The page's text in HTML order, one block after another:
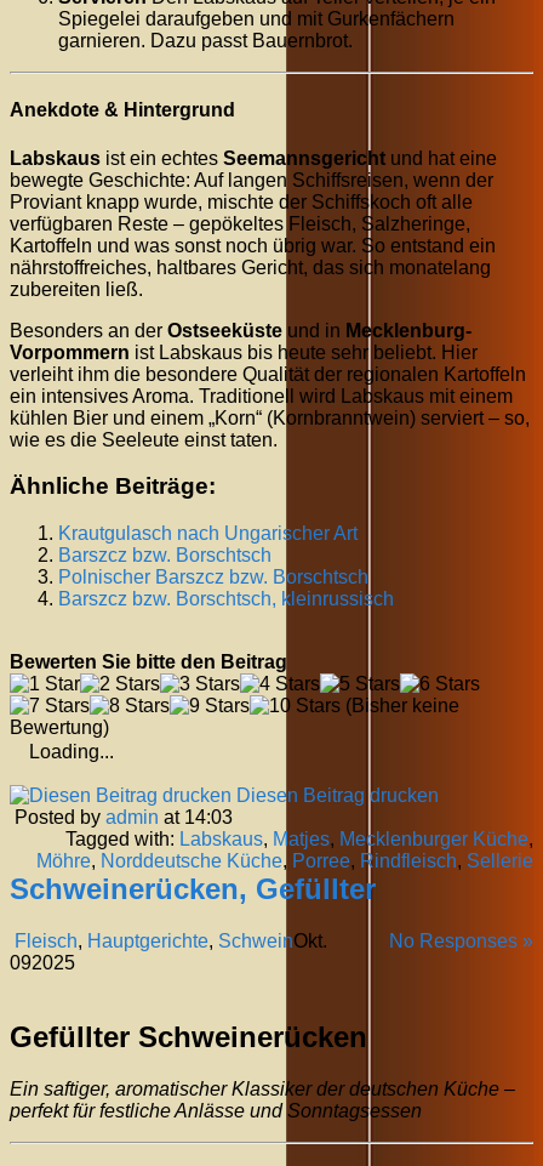
Spiegelei daraufgeben und mit Gurkenfächern
garnieren. Dazu passt Bauernbrot.
Anekdote & Hintergrund
Labskaus ist ein echtes Seemannsgericht und hat eine
bewegte Geschichte: Auf langen Schiffsreisen, wenn der
Proviant knapp wurde, mischte der Schiffskoch oft alle
verfügbaren Reste – gepökeltes Fleisch, Salzheringe,
Kartoffeln und was sonst noch übrig war. So entstand ein
nährstoffreiches, haltbares Gericht, das sich monatelang
zubereiten ließ.
Besonders an der Ostseeküste und in Mecklenburg-
Vorpommern ist Labskaus bis heute sehr beliebt. Hier
verleiht ihm die besondere Qualität der regionalen Kartoffeln
ein intensives Aroma. Traditionell wird Labskaus mit einem
kühlen Bier und einem „Korn“ (Kornbranntwein) serviert – so,
wie es die Seeleute einst taten.
Ähnliche Beiträge:
Krautgulasch nach Ungarischer Art
Barszcz bzw. Borschtsch
Polnischer Barszcz bzw. Borschtsch
Barszcz bzw. Borschtsch, kleinrussisch
Bewerten Sie bitte den Beitrag
(Bisher keine
Bewertung)
Loading...
Diesen Beitrag drucken
Posted by admin at 14:03
Tagged with: Labskaus, Matjes, Mecklenburger Küche,
Möhre, Norddeutsche Küche, Porree, Rindfleisch, Sellerie
Schweinerücken, Gefüllter
Fleisch, Hauptgerichte, Schwein No Responses »
Okt.
092025
Gefüllter Schweinerücken
Ein saftiger, aromatischer Klassiker der deutschen Küche –
perfekt für festliche Anlässe und Sonntagsessen